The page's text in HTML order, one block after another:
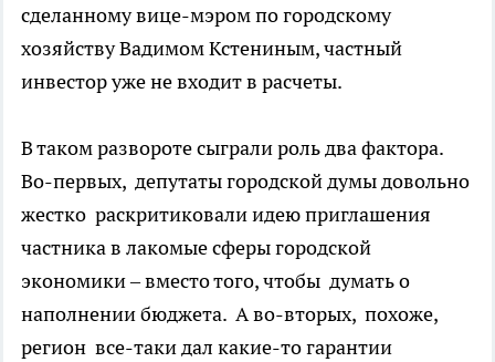
сделанному вице-мэром по городскому
хозяйству Вадимом Кстениным, частный
инвестор уже не входит в расчеты.
В таком развороте сыграли роль два фактора.
Во-первых, депутаты городской думы довольно
жестко раскритиковали идею приглашения
частника в лакомые сферы городской
экономики – вместо того, чтобы думать о
наполнении бюджета. А во-вторых, похоже,
регион все-таки дал какие-то гарантии